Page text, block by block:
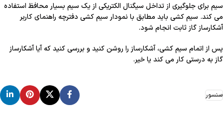
سیم برای جلوگیری از تداخل سیگنال الکتریکی از یک سیم بسیار محافظ استفاده
می کند. سیم کشی باید مطابق با نمودار سیم کشی دفترچه راهنمای کاربر
آشکارساز گاز ثابت انجام شود.
پس از اتمام سیم کشی، آشکارساز را روشن کنید و بررسی کنید که آیا آشکارساز
گاز به درستی کار می کند یا خیر.
سنسور